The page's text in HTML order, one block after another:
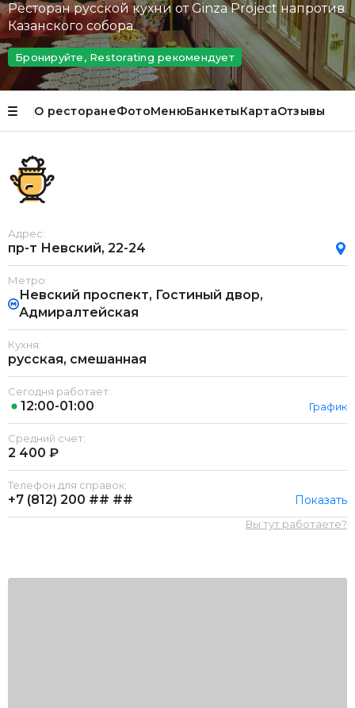
Ресторан русской кухни от Ginza Project напротив
Казанского собора.
Бронируйте, Restorating рекомендует
О ресторанеФотоМенюБанкетыКартаОтзывы
Адрес:
пр-т Невский, 22-24
Метро:
Невский проспект, Гостиный двор,
Адмиралтейская
Кухня:
русская, смешанная
Сегодня работает:
12:00-01:00 График
Средний счет:
2 400 ₽
Телефон для справок:
+7 (812) 200 ## ## Показать
Вы тут работаете?